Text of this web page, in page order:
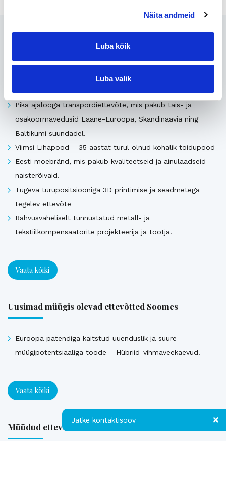
Näita andmeid
Luba kõik
Luba valik
Seotud
Pika ajalooga transpordiettevõte, mis pakub täis- ja
osakoormavedusid Lääne-Euroopa, Skandinaavia ning
Baltikumi suundadel.
Viimsi Lihapood – 35 aastat turul olnud kohalik toidupood
Eesti moebränd, mis pakub kvaliteetseid ja ainulaadseid
naisterõivaid.
Tugeva turupositsiooniga 3D printimise ja seadmetega
tegelev ettevõte
Rahvusvaheliselt tunnustatud metall- ja
tekstiilkompensaatorite projekteerija ja tootja.
Vaata kõiki
Uusimad müügis olevad ettevõtted Soomes
Euroopa patendiga kaitstud uuenduslik ja suure
müügipotentsiaaliga toode – Hübriid-vihmaveekaevud.
Vaata kõiki
Müüdud ettevõtted
Jätke kontaktisoov